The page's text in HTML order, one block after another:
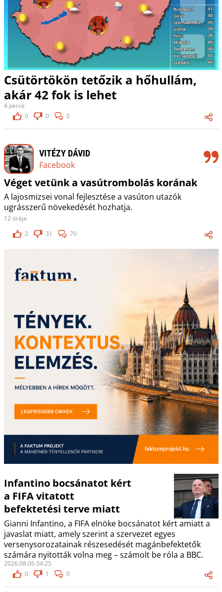
Csütörtökön tetőzik a hőhullám,
akár 42 fok is lehet
4 perce
0
0 0
VITÉZY DÁVID
Facebook
Véget vetünk a vasútrombolás korának
A lajosmizsei vonal fejlesztése a vasúton utazók
ugrásszerű növekedését hozhatja.
12 órája
2
31 70
Infantino bocsánatot kért
a FIFA vitatott
befektetési terve miatt
Gianni Infantino, a FIFA elnöke bocsánatot kért amiatt a
javaslat miatt, amely szerint a szervezet egyes
versenysorozatainak részesedését magánbefektetők
számára nyitották volna meg – számolt be róla a BBC.
2026.08.06 04:25
0
1 0